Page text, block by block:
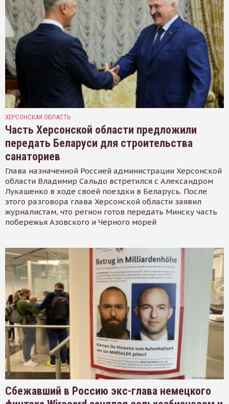
ХЕРСОНСКАЯ ОБЛАСТЬ
Часть Херсонской области предложили
передать Беларуси для строительства
санаториев
Глава назначенной Россией администрации Херсонской
области Владимир Сальдо встретился с Александром
Лукашенко в ходе своей поездки в Беларусь. После
этого разговора глава Херсонской области заявил
журналистам, что регион готов передать Минску часть
побережья Азовского и Черного морей
Сбежавший в Россию экс-глава немецкого